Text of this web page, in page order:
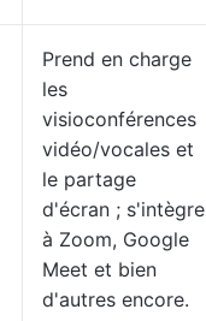
Prend en charge
les
visioconférences
vidéo/vocales et
le partage
d'écran ; s'intègre
à Zoom, Google
Meet et bien
d'autres encore.